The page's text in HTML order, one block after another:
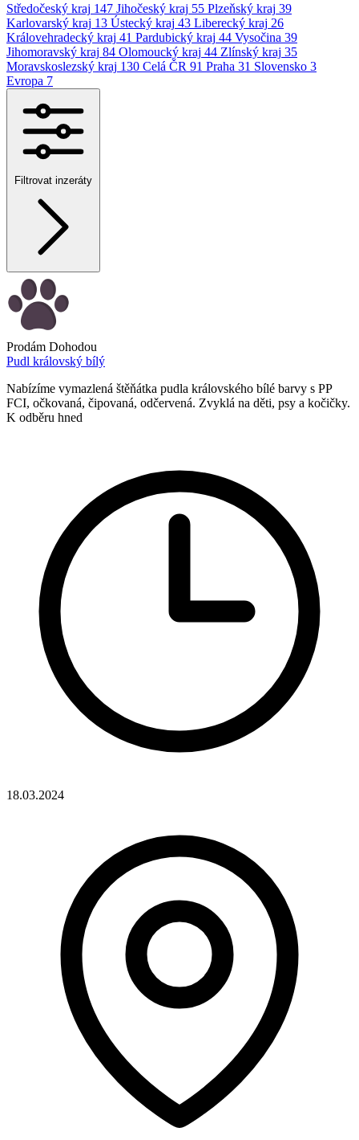
Středočeský kraj 147 Jihočeský kraj 55 Plzeňský kraj 39
Karlovarský kraj 13 Ústecký kraj 43 Liberecký kraj 26
Královehradecký kraj 41 Pardubický kraj 44 Vysočina 39
Jihomoravský kraj 84 Olomoucký kraj 44 Zlínský kraj 35
Moravskoslezský kraj 130 Celá ČR 91 Praha 31 Slovensko 3
Evropa 7
Filtrovat inzeráty
Prodám Dohodou
Pudl královský bílý
Nabízíme vymazlená štěňátka pudla královského bílé barvy s PP
FCI, očkovaná, čipovaná, odčervená. Zvyklá na děti, psy a kočičky.
K odběru hned
18.03.2024